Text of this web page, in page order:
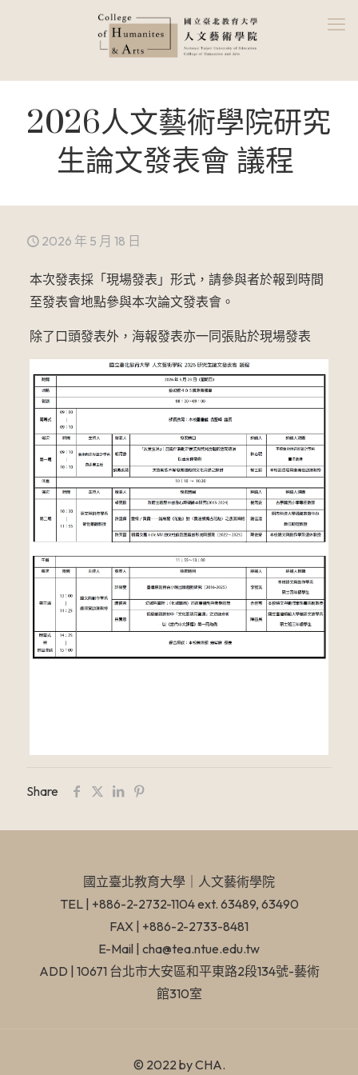
2026人文藝術學院研究
生論文發表會 議程
2026 年 5 月 18 日
本次發表採「現場發表」形式，請參與者於報到時間
至發表會地點參與本次論文發表會。
除了口頭發表外，海報發表亦一同張貼於現場發表
Share
國立臺北教育大學​｜人文藝術學院
TEL | +886-2-2732-1104 ext. 63489, 63490
FAX | +886-2-2733-8481
E-Mail | cha@tea.ntue.edu.tw
ADD | 10671 台北市大安區和平東路2段134號-藝術
館310室
© 2022 by CHA.